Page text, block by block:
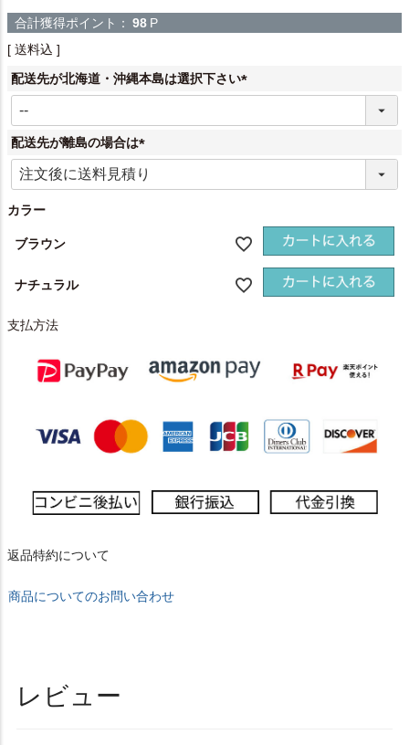
合計獲得ポイント： 98 P
送料込
配送先が北海道・沖縄本島は選択下さい
(
配送先が離島の場合は
(
必
カラー
ブラウン
ナチュラル
支払方法
返品特約について
商品についてのお問い合わせ
レビュー